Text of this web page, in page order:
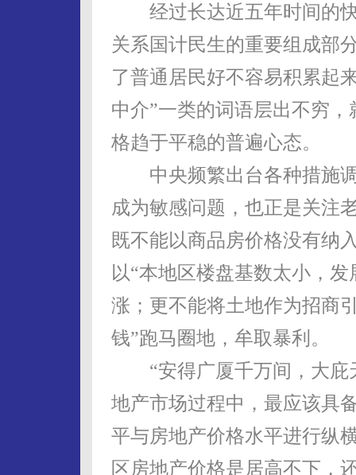
经过长达近五年时间的快
关系国计民生的重要组成部
了普通居民好不容易积累起
中介”一类的词语层出不穷
格趋于平稳的普遍心态。
中央频繁出台各种措施调
成为敏感问题，也正是关注
既不能以商品房价格没有纳
以“本地区楼盘基数太小，
涨；更不能将土地作为招商
钱”跑马圈地，牟取暴利。
“安得广厦千万间，大庇
地产市场过程中，最应该具
平与房地产价格水平进行纵
区房地产价格是居高不下，